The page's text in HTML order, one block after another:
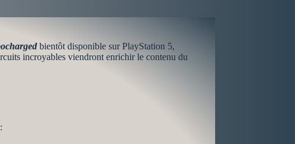
bientôt disponible sur PlayStation 5,
incroyables viendront enrichir le contenu du